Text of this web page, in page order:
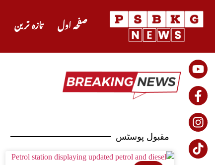
تازہ ترین صفحہ اول
مقبول پوسٹس